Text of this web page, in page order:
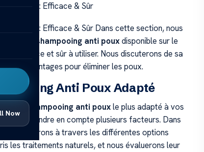
Now
Anti Poux: Efficace & Sûr
Anti Poux: Efficace & Sûr Dans cette section, nous
meilleur
shampooing anti pouxdisponible sur le
fois efficace et sûr à utiliser. Nous discuterons de sa
ses avantages pour éliminer les poux.
Anti Poux Adapté
le shampooing anti pouxle plus adapté à vos
de prendre en compte plusieurs facteurs. Dans
vous guiderons à travers les différentes options
les traitements naturels, et nous évaluerons leur